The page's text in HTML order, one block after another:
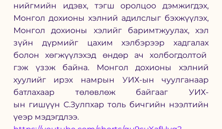
нийгмийн идэвх, тэгш оролцоо дэмжигдэх,
Монгол дохионы хэлний адилслыг бэхжүүлэх,
Монгол дохионы хэлийг баримтжуулах, хэл
зүйн дүрмийг цахим хэлбэрээр хадгалах
болон хөгжүүлэхэд өндөр ач холбогдолтой
гэж үзэж байна. Монгол дохионы хэлний
хуулийг ирэх намрын УИХ-ын чуулганаар
батлахаар төлөвлөж байгааг УИХ-
ын гишүүн С.Зулпхар толь бичгийн нээлтийн
үеэр мэдэгдлээ.